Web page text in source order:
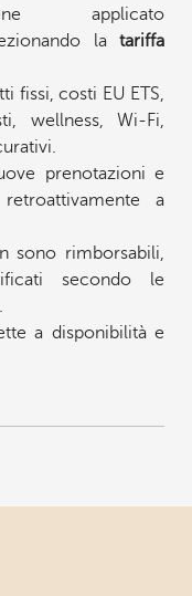
applicato
latariffa
fissi, costi EU ETS,
wellness, Wi-Fi,
prenotazioni e
a
sono rimborsabili,
secondo le
a disponibilità e